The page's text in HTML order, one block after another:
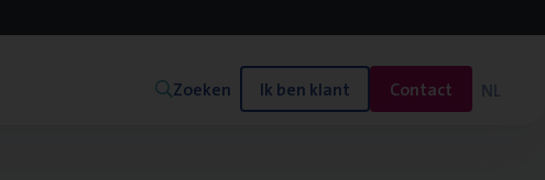
Zoeken Ik ben klant Contact NL